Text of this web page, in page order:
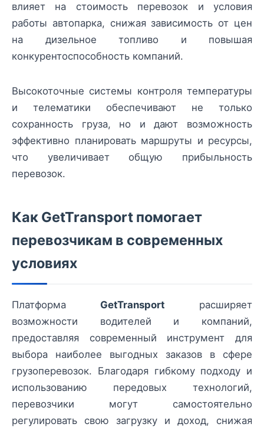
влияет на стоимость перевозок и условия
работы автопарка, снижая зависимость от цен
на дизельное топливо и повышая
конкурентоспособность компаний.
Высокоточные системы контроля температуры
и телематики обеспечивают не только
сохранность груза, но и дают возможность
эффективно планировать маршруты и ресурсы,
что увеличивает общую прибыльность
перевозок.
Как GetTransport помогает
перевозчикам в современных
условиях
Платформа GetTransport расширяет
возможности водителей и компаний,
предоставляя современный инструмент для
выбора наиболее выгодных заказов в сфере
грузоперевозок. Благодаря гибкому подходу и
использованию передовых технологий,
перевозчики могут самостоятельно
регулировать свою загрузку и доход, снижая